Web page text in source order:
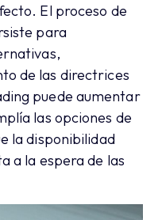
El proceso de
para
de las directrices
puede aumentar
las opciones de
la disponibilidad
a la espera de las